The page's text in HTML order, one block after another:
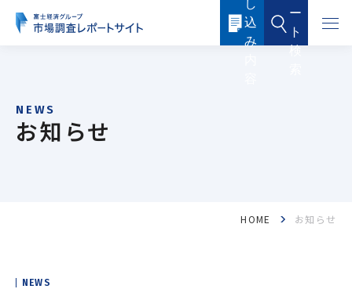
し
込
み
ー
ト
検
ヘルスケア
お知らせ
HOME お知らせ
NEWS